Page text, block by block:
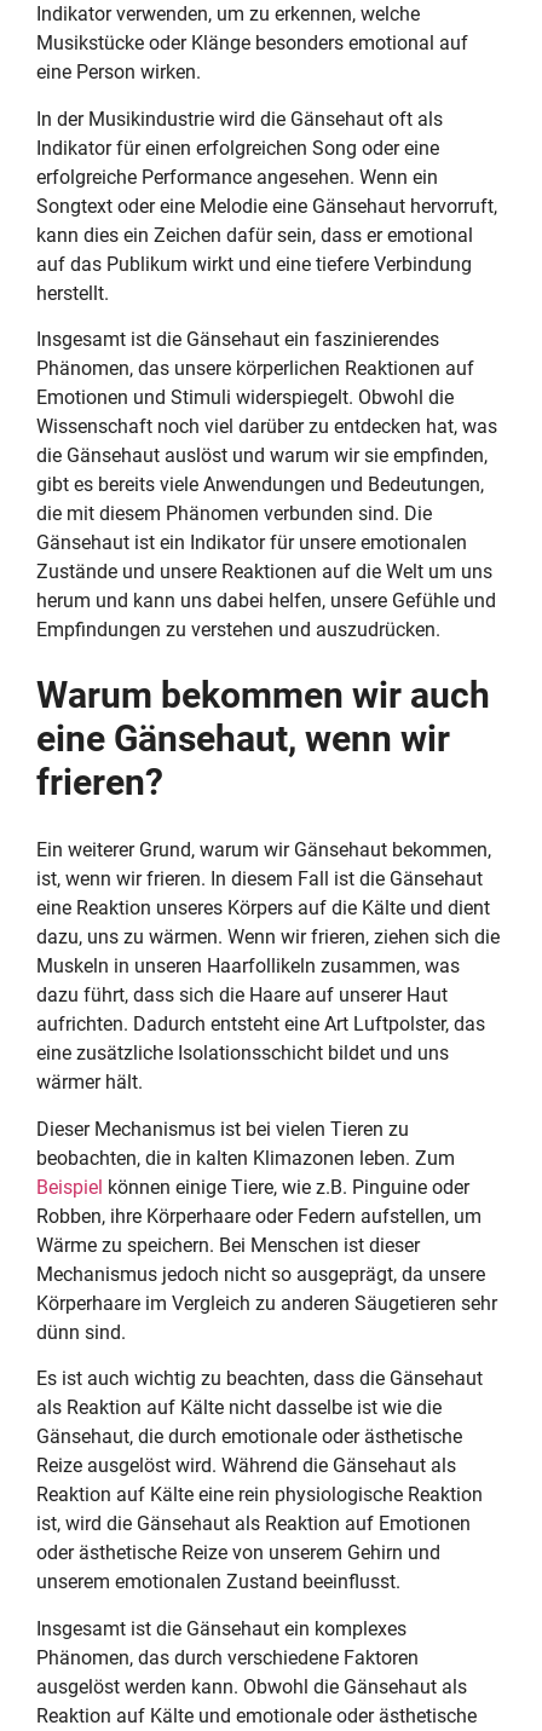
Indikator verwenden, um zu erkennen, welche
Musikstücke oder Klänge besonders emotional auf
eine Person wirken.
In der Musikindustrie wird die Gänsehaut oft als
Indikator für einen erfolgreichen Song oder eine
erfolgreiche Performance angesehen. Wenn ein
Songtext oder eine Melodie eine Gänsehaut hervorruft,
kann dies ein Zeichen dafür sein, dass er emotional
auf das Publikum wirkt und eine tiefere Verbindung
herstellt.
Insgesamt ist die Gänsehaut ein faszinierendes
Phänomen, das unsere körperlichen Reaktionen auf
Emotionen und Stimuli widerspiegelt. Obwohl die
Wissenschaft noch viel darüber zu entdecken hat, was
die Gänsehaut auslöst und warum wir sie empfinden,
gibt es bereits viele Anwendungen und Bedeutungen,
die mit diesem Phänomen verbunden sind. Die
Gänsehaut ist ein Indikator für unsere emotionalen
Zustände und unsere Reaktionen auf die Welt um uns
herum und kann uns dabei helfen, unsere Gefühle und
Empfindungen zu verstehen und auszudrücken.
Warum bekommen wir auch
eine Gänsehaut, wenn wir
frieren?
Ein weiterer Grund, warum wir Gänsehaut bekommen,
ist, wenn wir frieren. In diesem Fall ist die Gänsehaut
eine Reaktion unseres Körpers auf die Kälte und dient
dazu, uns zu wärmen. Wenn wir frieren, ziehen sich die
Muskeln in unseren Haarfollikeln zusammen, was
dazu führt, dass sich die Haare auf unserer Haut
aufrichten. Dadurch entsteht eine Art Luftpolster, das
eine zusätzliche Isolationsschicht bildet und uns
wärmer hält.
Dieser Mechanismus ist bei vielen Tieren zu
beobachten, die in kalten Klimazonen leben. Zum
Beispiel können einige Tiere, wie z.B. Pinguine oder
Robben, ihre Körperhaare oder Federn aufstellen, um
Wärme zu speichern. Bei Menschen ist dieser
Mechanismus jedoch nicht so ausgeprägt, da unsere
Körperhaare im Vergleich zu anderen Säugetieren sehr
dünn sind.
Es ist auch wichtig zu beachten, dass die Gänsehaut
als Reaktion auf Kälte nicht dasselbe ist wie die
Gänsehaut, die durch emotionale oder ästhetische
Reize ausgelöst wird. Während die Gänsehaut als
Reaktion auf Kälte eine rein physiologische Reaktion
ist, wird die Gänsehaut als Reaktion auf Emotionen
oder ästhetische Reize von unserem Gehirn und
unserem emotionalen Zustand beeinflusst.
Insgesamt ist die Gänsehaut ein komplexes
Phänomen, das durch verschiedene Faktoren
ausgelöst werden kann. Obwohl die Gänsehaut als
Reaktion auf Kälte und emotionale oder ästhetische